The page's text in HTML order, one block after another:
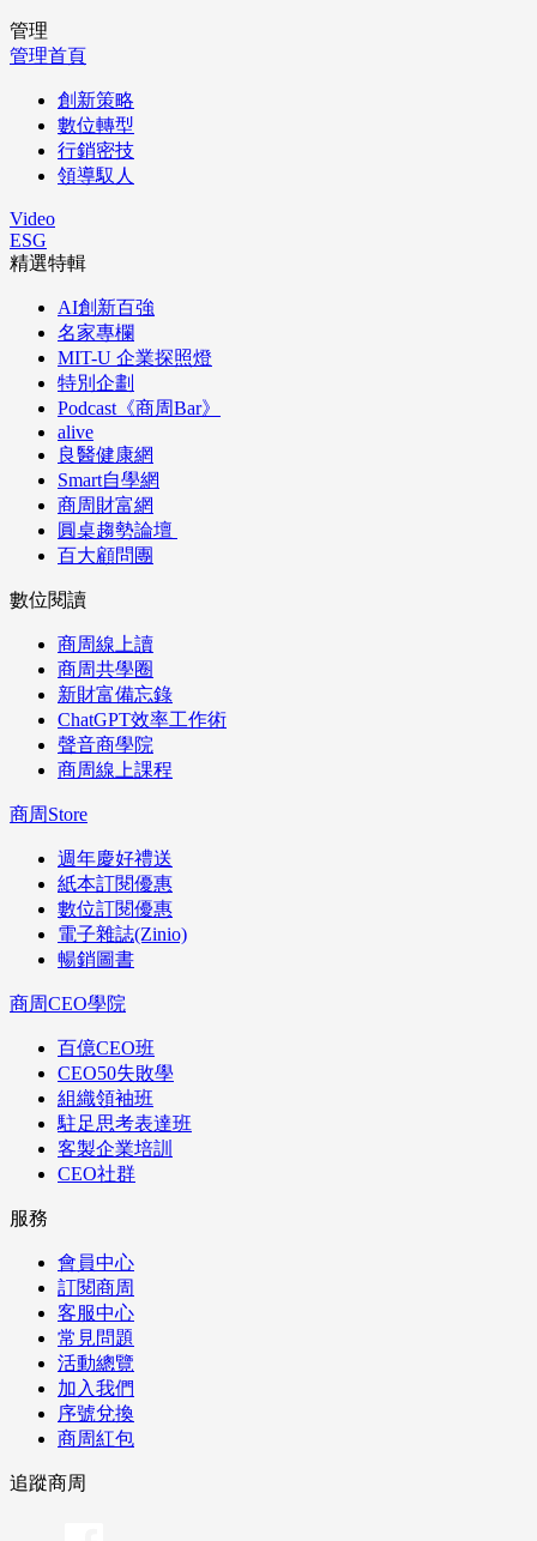
管理
管理首頁
創新策略
數位轉型
行銷密技
領導馭人
Video
ESG
精選特輯
AI創新百強
名家專欄
MIT-U 企業探照燈
特別企劃
Podcast《商周Bar》
alive
良醫健康網
Smart自學網
商周財富網
圓桌趨勢論壇
百大顧問團
數位閱讀
商周線上讀
商周共學圈
新財富備忘錄
ChatGPT效率工作術
聲音商學院
商周線上課程
商周Store
週年慶好禮送
紙本訂閱優惠
數位訂閱優惠
電子雜誌(Zinio)
暢銷圖書
商周CEO學院
百億CEO班
CEO50失敗學
組織領袖班
駐足思考表達班
客製企業培訓
CEO社群
服務
會員中心
訂閱商周
客服中心
常見問題
活動總覽
加入我們
序號兌換
商周紅包
追蹤商周